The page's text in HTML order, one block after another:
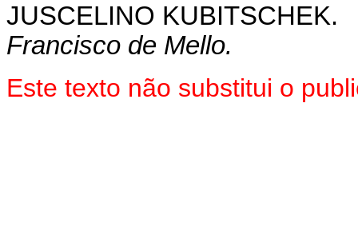
JUSCELINO KUBITSCHEK.
Francisco de Mello.
Este texto não substitui o